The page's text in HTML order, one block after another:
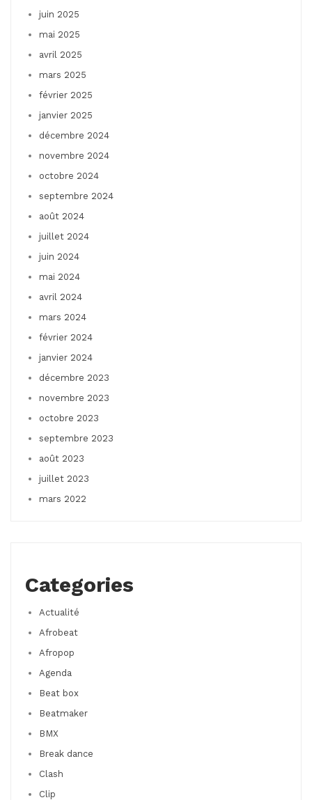
juin 2025
mai 2025
avril 2025
mars 2025
février 2025
janvier 2025
décembre 2024
novembre 2024
octobre 2024
septembre 2024
août 2024
juillet 2024
juin 2024
mai 2024
avril 2024
mars 2024
février 2024
janvier 2024
décembre 2023
novembre 2023
octobre 2023
septembre 2023
août 2023
juillet 2023
mars 2022
Categories
Actualité
Afrobeat
Afropop
Agenda
Beat box
Beatmaker
BMX
Break dance
Clash
Clip